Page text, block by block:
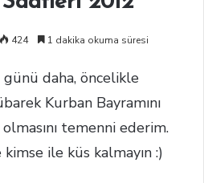
424 1 dakika okuma süresi
daha, öncelikle
Kurban Bayramını
temenni ederim.
ile küs kalmayın :)